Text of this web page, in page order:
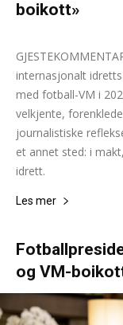
boikott»
Stanis Elsborg
internasjonalt
med fotball-VM i
velkjente,
journalistiske
et annet sted: i
idrett.
Les mer
og VM-